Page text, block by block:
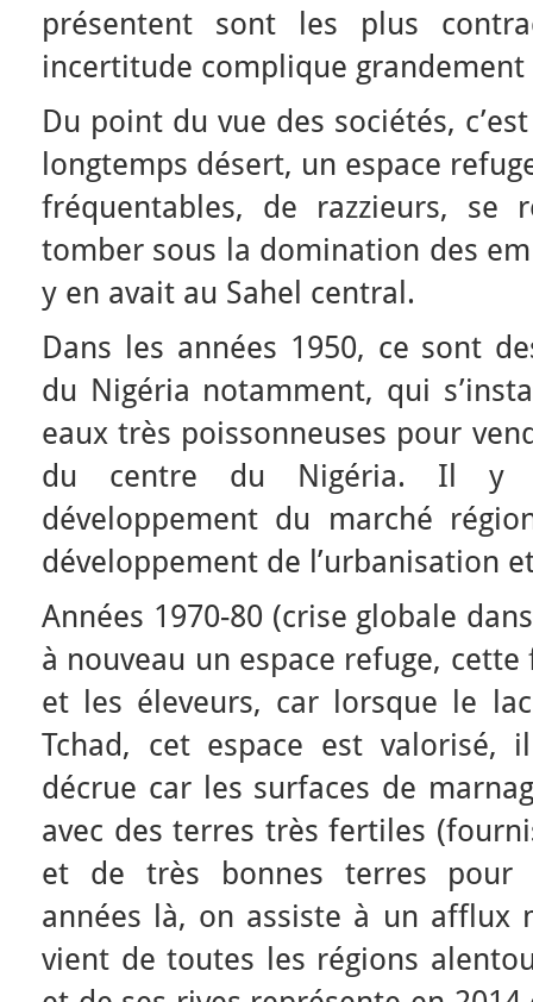
présentent sont les plus
incertitude complique
Du point du vue des sociétés,
longtemps désert, un espace
fréquentables, de razzieurs, se
tomber sous la domination des
y en avait au Sahel central.
Dans les années 1950, ce sont
du Nigéria notamment, qui
eaux très poissonneuses pour
du centre du Nigéria. Il y
développement du marché
développement de l’urbanisation
Années 1970-80 (crise globale
à nouveau un espace refuge,
et les éleveurs, car lorsque le
Tchad, cet espace est valorisé,
décrue car les surfaces de
avec des terres très fertiles
et de très bonnes terres pour
années là, on assiste à un afflux
vient de toutes les régions